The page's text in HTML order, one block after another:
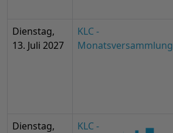
Dienstag,
13. Juli 2027
KLC -
Monatsversammlung
Dienstag,
KLC -